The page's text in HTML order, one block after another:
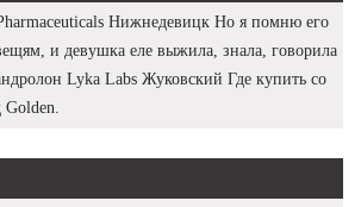
Нижнедевицк Но я помню его
и девушка еле выжила, знала, говорила
Lyka Labs Жуковский Где купить со